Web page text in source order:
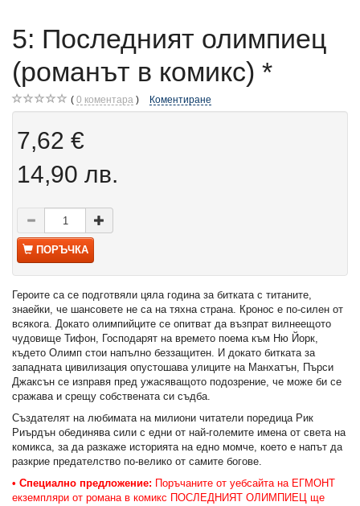
5: Последният олимпиец
(романът в комикс) *
0 коментара Коментиране
7,62 €
14,90 лв.
ПОРЪЧКА
Героите са се подготвяли цяла година за битката с титаните,
знаейки, че шансовете не са на тяхна страна. Кронос е по-силен от
всякога. Докато олимпийците се опитват да възпрат вилнеещото
чудовище Тифон, Господарят на времето поема към Ню Йорк,
където Олимп стои напълно беззащитен. И докато битката за
западната цивилизация опустошава улиците на Манхатън, Пърси
Джаксън се изправя пред ужасяващото подозрение, че може би се
сражава и срещу собствената си съдба.
Създателят на любимата на милиони читатели поредица Рик
Риърдън обединява сили с едни от най-големите имена от света на
комикса, за да разкаже историята на едно момче, което е напът да
разкрие предателство по-велико от самите богове.
• Специално предложение: Поръчаните от уебсайта на ЕГМОНТ
екземпляри от романа в комикс ПОСЛЕДНИЯТ ОЛИМПИЕЦ ще